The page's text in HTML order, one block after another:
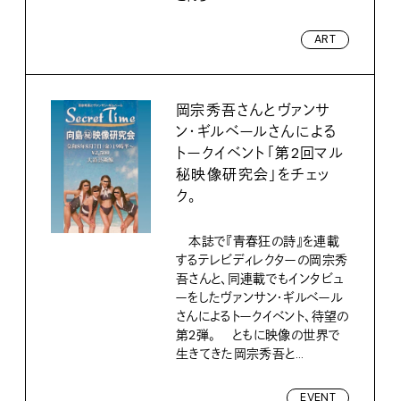
ART
岡宗秀吾さんとヴァンサ
ン・ギルベールさんによる
トークイベント「第2回マル
秘映像研究会」をチェッ
ク。
本誌で『青春狂の詩』を連載
するテレビディレクターの岡宗秀
吾さんと、同連載でもインタビュ
ーをしたヴァンサン・ギルベール
さんによるトークイベント、待望の
第2弾。 ともに映像の世界で
生きてきた岡宗秀吾と...
EVENT